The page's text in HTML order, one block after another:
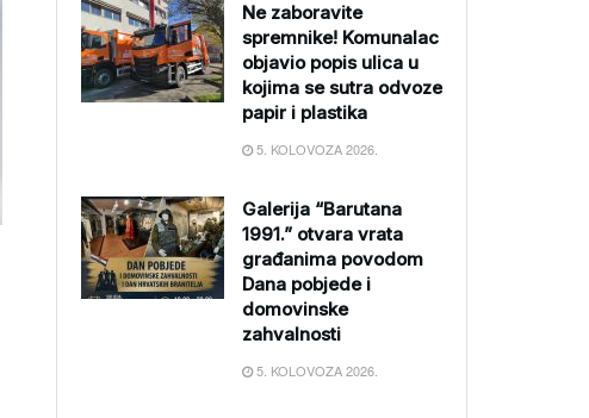
Ne zaboravite
spremnike! Komunalac
objavio popis ulica u
kojima se sutra odvoze
papir i plastika
5. KOLOVOZA 2026.
Galerija “Barutana
1991.” otvara vrata
građanima povodom
Dana pobjede i
domovinske
zahvalnosti
5. KOLOVOZA 2026.